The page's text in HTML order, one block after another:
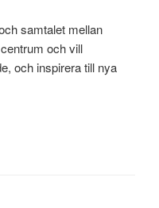
samtalet mellan
och vill
och inspirera till nya